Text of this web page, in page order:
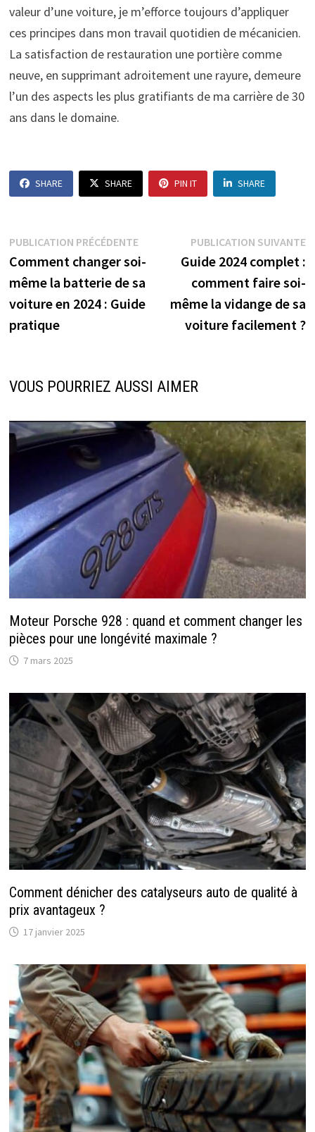
valeur d’une voiture, je m’efforce toujours d’appliquer
ces principes dans mon travail quotidien de mécanicien.
La satisfaction de restauration une portière comme
neuve, en supprimant adroitement une rayure, demeure
l’un des aspects les plus gratifiants de ma carrière de 30
ans dans le domaine.
SHARE SHARE PIN IT SHARE
Navigation
de
l’article
PUBLICATION PRÉCÉDENTEPublication
précédente :
Comment changer soi-
même la batterie de sa
voiture en 2024 : Guide
pratique
PUBLICATION SUIVANTE
Guide 2024 complet :
comment faire soi-
même la vidange de sa
voiture facilement ?
VOUS POURRIEZ AUSSI AIMER
Moteur Porsche 928 : quand et comment changer les
pièces pour une longévité maximale ?
7 mars 2025
Comment dénicher des catalyseurs auto de qualité à
prix avantageux ?
17 janvier 2025